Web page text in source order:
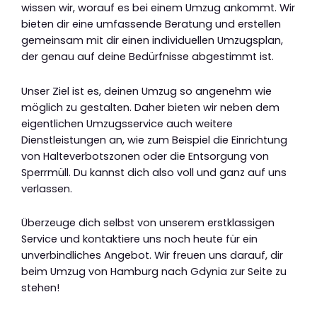
wissen wir, worauf es bei einem Umzug ankommt. Wir
bieten dir eine umfassende Beratung und erstellen
gemeinsam mit dir einen individuellen Umzugsplan,
der genau auf deine Bedürfnisse abgestimmt ist.
Unser Ziel ist es, deinen Umzug so angenehm wie
möglich zu gestalten. Daher bieten wir neben dem
eigentlichen Umzugsservice auch weitere
Dienstleistungen an, wie zum Beispiel die Einrichtung
von Halteverbotszonen oder die Entsorgung von
Sperrmüll. Du kannst dich also voll und ganz auf uns
verlassen.
Überzeuge dich selbst von unserem erstklassigen
Service und kontaktiere uns noch heute für ein
unverbindliches Angebot. Wir freuen uns darauf, dir
beim Umzug von Hamburg nach Gdynia zur Seite zu
stehen!